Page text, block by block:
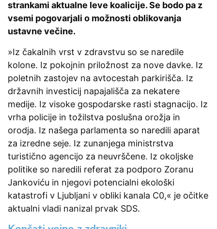
strankami aktualne leve koalicije. Se bodo pa z
vsemi pogovarjali o možnosti oblikovanja
ustavne večine.
»Iz čakalnih vrst v zdravstvu so se naredile
kolone. Iz pokojnin priložnost za nove davke. Iz
poletnih zastojev na avtocestah parkirišča. Iz
državnih investicij napajališča za nekatere
medije. Iz visoke gospodarske rasti stagnacijo. Iz
vrha policije in tožilstva poslušna orožja in
orodja. Iz našega parlamenta so naredili aparat
za izredne seje. Iz zunanjega ministrstva
turistično agencijo za neuvrščene. Iz okoljske
politike so naredili referat za podporo Zoranu
Jankoviću in njegovi potencialni ekološki
katastrofi v Ljubljani v obliki kanala C0,« je očitke
aktualni vladi nanizal prvak SDS.